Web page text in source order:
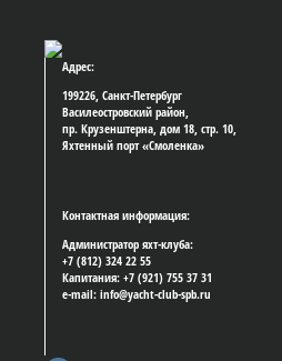
Адрес:
199226, Санкт-Петербург
Василеостровский район,
пр. Крузенштерна, дом 18, стр. 10,
Яхтенный порт «Смоленка»
Контактная информация:
Администратор яхт-клуба:
+7 (812) 324 22 55
Капитания: +7 (921) 755 37 31
e-mail: info@yacht-club-spb.ru